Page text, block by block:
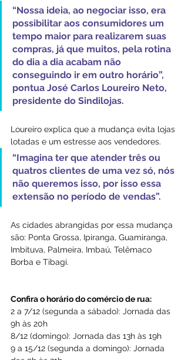
“Nossa ideia, ao negociar isso, era
possibilitar aos consumidores um
tempo maior para realizarem suas
compras, já que muitos, pela rotina
do dia a dia acabam não
conseguindo ir em outro horário”,
pontua José Carlos Loureiro Neto,
presidente do Sindilojas.
Loureiro explica que a mudança evita lojas
lotadas e um estresse aos vendedores.
“Imagina ter que atender três ou
quatros clientes de uma vez só, nós
não queremos isso, por isso essa
extensão no período de vendas”.
As cidades abrangidas por essa mudança
são: Ponta Grossa, Ipiranga, Guamiranga,
Imbituva, Palmeira, Imbaú, Telêmaco
Borba e Tibagi.
Confira o horário do comércio de rua:
2 a 7/12 (segunda a sábado): Jornada das
9h às 20h
8/12 (domingo): Jornada das 13h às 19h
9 a 15/12 (segunda a domingo): Jornada